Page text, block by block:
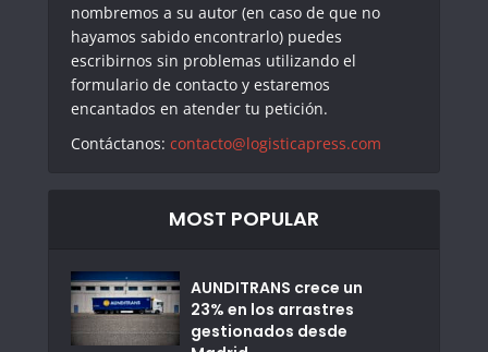
nombremos a su autor (en caso de que no
hayamos sabido encontrarlo) puedes
escribirnos sin problemas utilizando el
formulario de contacto y estaremos
encantados en atender tu petición.
Contáctanos: contacto@logisticapress.com
MOST POPULAR
AUNDITRANS crece un
23% en los arrastres
gestionados desde